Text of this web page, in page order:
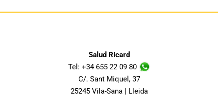
Salud Ricard
Tel: +34 655 22 09 80
C/. Sant Miquel, 37
25245 Vila-Sana | Lleida